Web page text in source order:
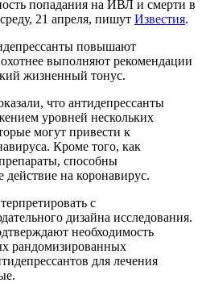
попадания на ИВЛ и смерти в
21 апреля, пишут Известия.
повышают
выполняют рекомендации
жизненный тонус.
что антидепрессанты
уровней нескольких
могут привести к
Кроме того, как
способны
действие на коронавирус.
с
дизайна исследования.
необходимость
рандомизированных
для лечения